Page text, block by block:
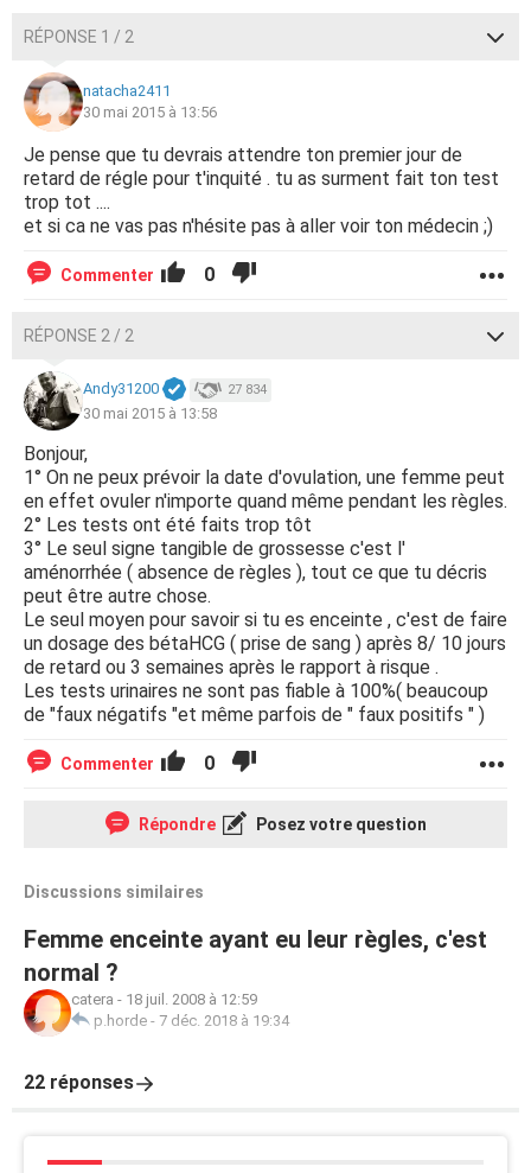
RÉPONSE 1 / 2
natacha2411
30 mai 2015 à 13:56
Je pense que tu devrais attendre ton premier jour de
retard de régle pour t'inquité . tu as surment fait ton test
trop tot ....
et si ca ne vas pas n'hésite pas à aller voir ton médecin ;)
Commenter 0
RÉPONSE 2 / 2
Andy31200 27 834
30 mai 2015 à 13:58
Bonjour,
1° On ne peux prévoir la date d'ovulation, une femme peut
en effet ovuler n'importe quand même pendant les règles.
2° Les tests ont été faits trop tôt
3° Le seul signe tangible de grossesse c'est l'
aménorrhée ( absence de règles ), tout ce que tu décris
peut être autre chose.
Le seul moyen pour savoir si tu es enceinte , c'est de faire
un dosage des bétaHCG ( prise de sang ) après 8/ 10 jours
de retard ou 3 semaines après le rapport à risque .
Les tests urinaires ne sont pas fiable à 100%( beaucoup
de "faux négatifs "et même parfois de " faux positifs " )
Commenter 0
Répondre Posez votre question
Discussions similaires
Femme enceinte ayant eu leur règles, c'est
normal ?
catera - 18 juil. 2008 à 12:59
p.horde - 7 déc. 2018 à 19:34
22 réponses